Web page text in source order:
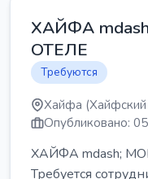
ХАЙФА
ОТЕЛЕ
Требуются
Хайфа (Хайфский
Опубликовано:
ХАЙФА mdash;
Требуется